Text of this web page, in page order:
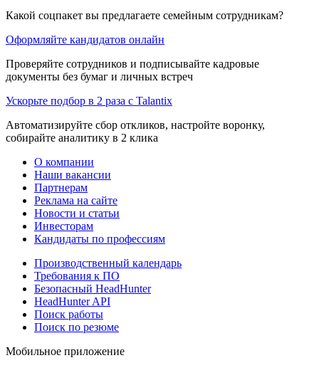
Какой соцпакет вы предлагаете семейным сотрудникам?
Оформляйте кандидатов онлайн
Проверяйте сотрудников и подписывайте кадровые
документы без бумаг и личных встреч
Ускорьте подбор в 2 раза с Talantix
Автоматизируйте сбор откликов, настройте воронку,
собирайте аналитику в 2 клика
О компании
Наши вакансии
Партнерам
Реклама на сайте
Новости и статьи
Инвесторам
Кандидаты по профессиям
Производственный календарь
Требования к ПО
Безопасный HeadHunter
HeadHunter API
Поиск работы
Поиск по резюме
Мобильное приложение